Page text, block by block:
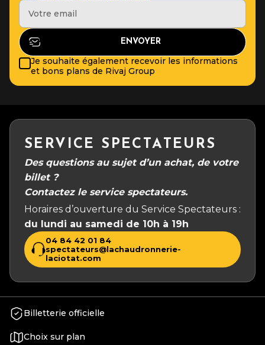
Je souhaite également recevoir les informations
et bons plans de Rivaj Group
SERVICE SPECTATEURS
Des questions au sujet d’un achat, de votre
billet ?
Contactez le service spectateurs.
Horaires d’ouverture du Service Spectateurs :
du lundi au samedi de 10h à 19h
04 84 42 01 84
spectateurs@lachaudronnerie-
laciotat.com
Billetterie officielle
Choix sur plan